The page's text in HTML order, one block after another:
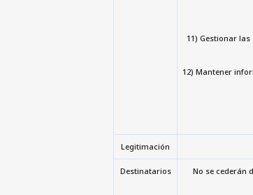
11) Gestionar
12) Mantener
Legitimación
Destinatarios
No se cederán